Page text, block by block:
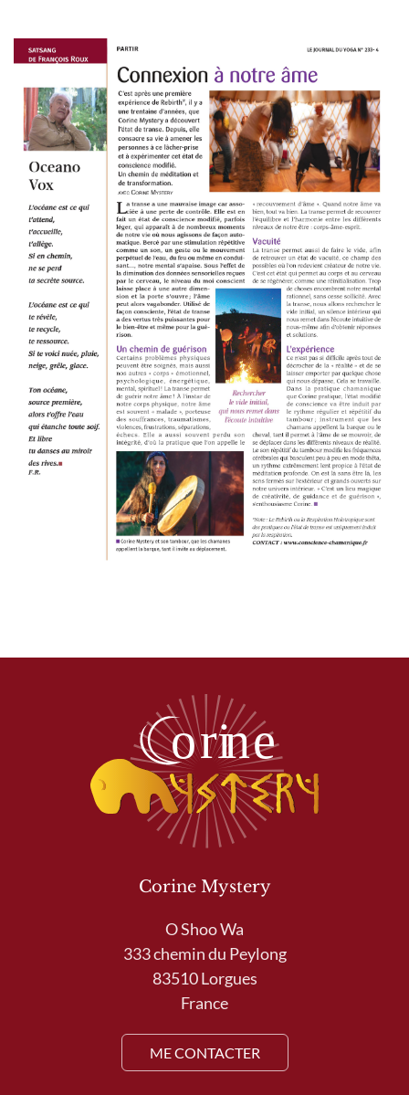
Corine Mystery
O Shoo Wa
333 chemin du Peylong
83510 Lorgues
France
ME CONTACTER